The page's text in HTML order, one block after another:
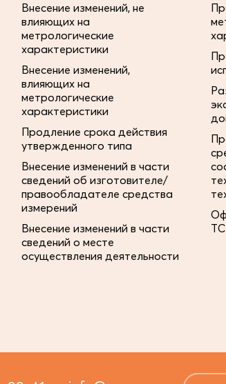
Внесение изменений, не
влияющих на
метрологические
характеристики
Внесение изменений,
влияющих на
метрологические
характеристики
Продление срока действия
утвержденного типа
Внесение изменений в части
сведений об изготовителе/
правообладателе средства
измерений
Внесение изменений в части
сведений о месте
осуществления деятельности
ТС